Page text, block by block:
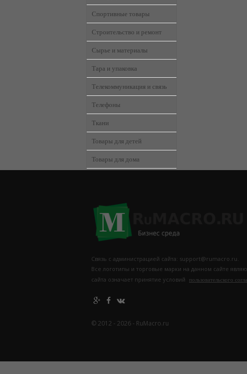
Спортивные товары
Строительство и ремонт
Сырье и материалы
Тара и упаковка
Телекоммуникация и связь
Телефоны
Ткани
Товары для детей
Товары для дома
Связь с администрацией сайта: support@rumacro.ru.
Все логотипы и торговые марки на данном сайте
сайта означает принятие условий
пользовательского
© 2012 - 2026 - RuMacro.ru